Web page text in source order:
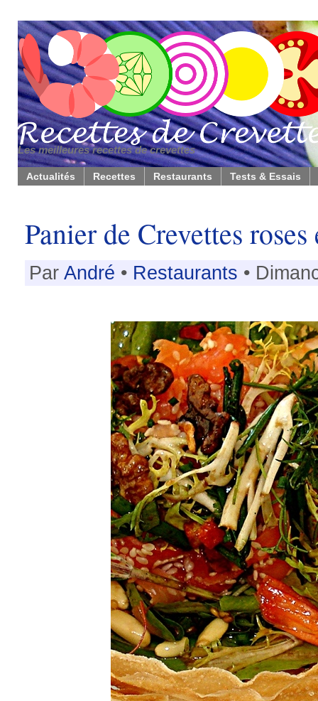
Les meilleures recettes de crevettes
Actualités Recettes Restaurants Tests & Essais
Panier de Crevettes roses
Par André • Restaurants •